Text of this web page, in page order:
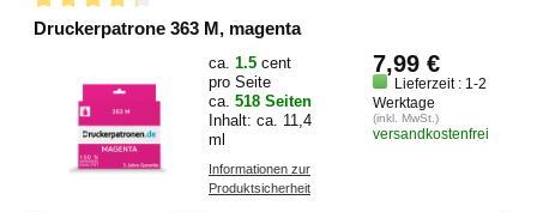
Druckerpatrone 363 M, magenta
ca. 1.5 cent
pro Seite
ca. 518 Seiten
Inhalt: ca. 11,4
ml
Informationen zur
Produktsicherheit
7,99 €
Lieferzeit : 1-2
Werktage
(inkl. MwSt.)
versandkostenfrei